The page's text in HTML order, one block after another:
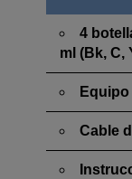
4
ml (Bk, C,
Equipo
Cable